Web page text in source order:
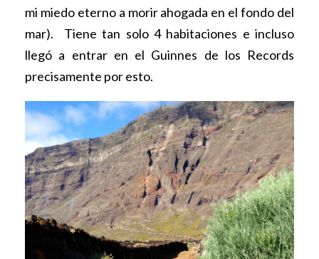
mi miedo eterno a morir ahogada en el fondo del
mar). Tiene tan solo 4 habitaciones e incluso
llegó a entrar en el Guinnes de los Records
precisamente por esto.